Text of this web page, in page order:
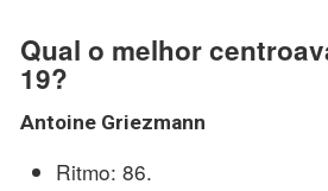
Qual o melhor
19?
Antoine Griezmann
Ritmo: 86.